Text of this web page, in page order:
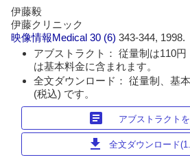
伊藤毅
伊藤クリニック
映像情報Medical 30 (6)343-344, 1998.
アブストラクト： 従量制は110円
は基本料金に含まれます。
全文ダウンロード： 従量制、基
(税込) です。
article アブストラクト
download 全文ダウンロード